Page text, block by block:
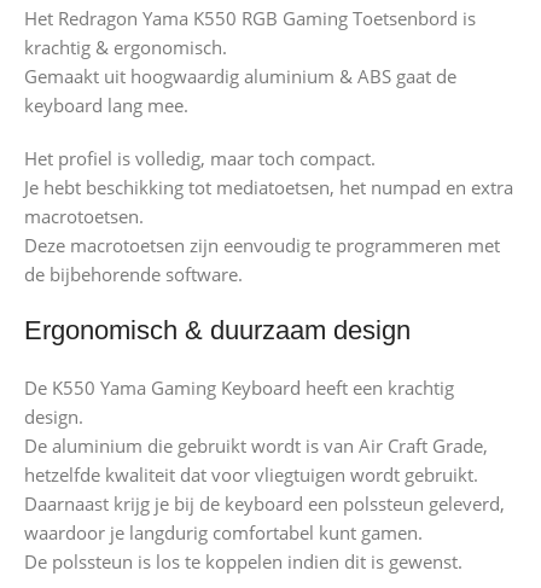
Het Redragon Yama K550 RGB Gaming Toetsenbord is
krachtig & ergonomisch.
Gemaakt uit hoogwaardig aluminium & ABS gaat de
keyboard lang mee.
Het profiel is volledig, maar toch compact.
Je hebt beschikking tot mediatoetsen, het numpad en extra
macrotoetsen.
Deze macrotoetsen zijn eenvoudig te programmeren met
de bijbehorende software.
Ergonomisch & duurzaam design
De K550 Yama Gaming Keyboard heeft een krachtig
design.
De aluminium die gebruikt wordt is van Air Craft Grade,
hetzelfde kwaliteit dat voor vliegtuigen wordt gebruikt.
Daarnaast krijg je bij de keyboard een polssteun geleverd,
waardoor je langdurig comfortabel kunt gamen.
De polssteun is los te koppelen indien dit is gewenst.